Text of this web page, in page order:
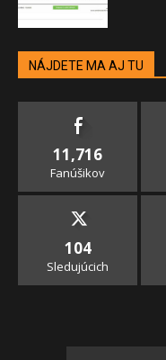
NÁJDETE MA AJ TU
11,716
Fanúšikov
104
Sledujúcich